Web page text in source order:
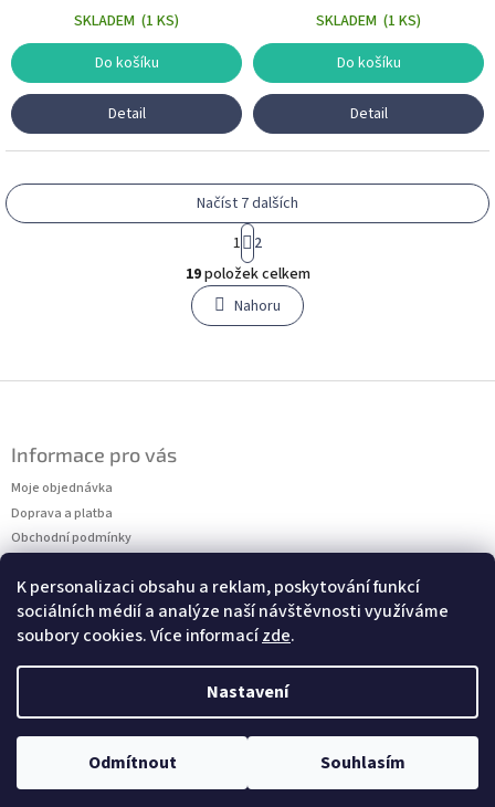
K personalizaci obsahu a reklam, poskytování funkcí
sociálních médií a analýze naší návštěvnosti využíváme
soubory cookies. Více informacízde.
Nastavení
Odmítnout Souhlasím
SKLADEM (1 KS)
Do košíku
Detail
SKLADEM (1 KS)
Do košíku
Detail
O
v
l
á
c
v
ý
p
i
s
u
Načíst 7 dalších
S
t
r
á
n
k
á
1
2
19položek celkem
Nahoru
Informace pro vás
Moje objednávka
Doprava a platba
Obchodní podmínky
Kontakty
Měření velikostí
Vytvořil ShoptetCopyright 2026
. Všechna práva vyhrazena.
Upravit nastavení cookies